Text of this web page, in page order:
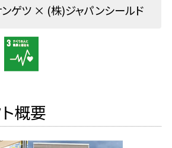
ゲツ × (株)ジャパンシールド
概要